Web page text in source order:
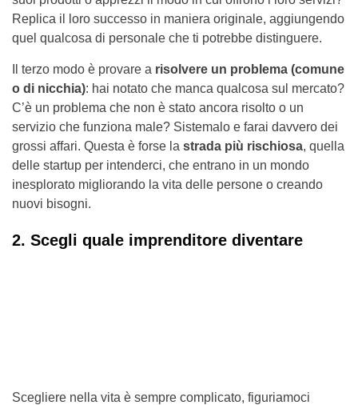
Replica il loro successo in maniera originale, aggiungendo
quel qualcosa di personale che ti potrebbe distinguere.
Il terzo modo è provare a risolvere un problema (comune
o di nicchia): hai notato che manca qualcosa sul mercato?
C’è un problema che non è stato ancora risolto o un
servizio che funziona male? Sistemalo e farai davvero dei
grossi affari. Questa è forse la strada più rischiosa, quella
delle startup per intenderci, che entrano in un mondo
inesplorato migliorando la vita delle persone o creando
nuovi bisogni.
2. Scegli quale imprenditore diventare
Scegliere nella vita è sempre complicato, figuriamoci